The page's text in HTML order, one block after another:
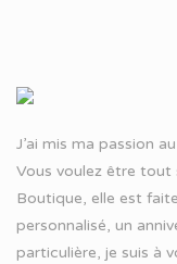
J’ai mis ma passion
Vous voulez être tout
Boutique, elle est
personnalisé, un
particulière, je suis à